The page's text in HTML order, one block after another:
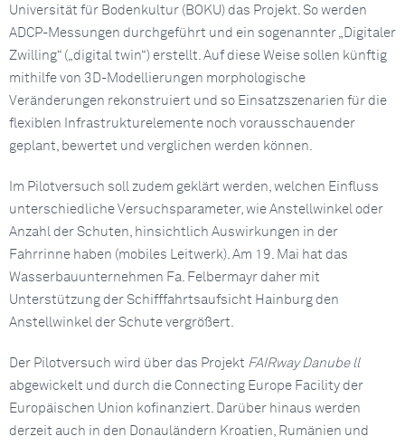
Universität für Bodenkultur (BOKU) das Projekt. So werden
ADCP-Messungen durchgeführt und ein sogenannter „Digitaler
Zwilling“ („digital twin“) erstellt. Auf diese Weise sollen künftig
mithilfe von 3D-Modellierungen morphologische
Veränderungen rekonstruiert und so Einsatzszenarien für die
flexiblen Infrastrukturelemente noch vorausschauender
geplant, bewertet und verglichen werden können.
Im Pilotversuch soll zudem geklärt werden, welchen Einfluss
unterschiedliche Versuchsparameter, wie Anstellwinkel oder
Anzahl der Schuten, hinsichtlich Auswirkungen in der
Fahrrinne haben (mobiles Leitwerk). Am 19. Mai hat das
Wasserbauunternehmen Fa. Felbermayr daher mit
Unterstützung der Schifffahrtsaufsicht Hainburg den
Anstellwinkel der Schute vergrößert.
Der Pilotversuch wird über das Projekt FAIRway Danube ll
abgewickelt und durch die Connecting Europe Facility der
Europäischen Union kofinanziert. Darüber hinaus werden
derzeit auch in den Donauländern Kroatien, Rumänien und